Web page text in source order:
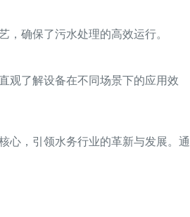
确保了污水处理的高效运行。
观了解设备在不同场景下的应用效
心，引领水务行业的革新与发展。通